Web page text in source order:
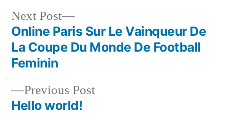
Post
navigation
Previous PostPrevious
Hello world!
Next Post
Next
post:
Online Paris Sur Le Vainqueur De
La Coupe Du Monde De Football
Feminin